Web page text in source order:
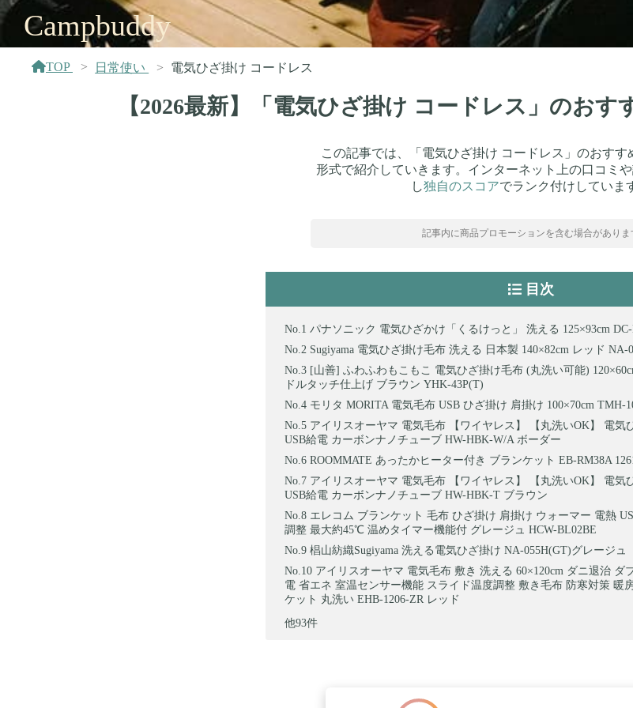
Campbuddy
TOP 日常使い 電気ひざ掛け コードレス
【2026最新】「電気ひざ掛け コードレス」のお
この記事では、「電気ひざ掛け コードレス」のおすす
形式で紹介していきます。インターネット上の口コミ
し独自のスコアでランク付けしていま
記事内に商品プロモーションを含む場合がありま
目次
パナソニック 電気ひざかけ「くるけっと」 洗える 125×93cm
Sugiyama 電気ひざ掛け毛布 洗える 日本製 140×82cm レッド NA-
[山善] ふわふわもこもこ 電気ひざ掛け毛布 (丸洗い可能)
ドルタッチ仕上げ ブラウン YHK-43P(T)
モリタ MORITA 電気毛布 USB ひざ掛け 肩掛け 100×70cm TMH-
アイリスオーヤマ 電気毛布 【ワイヤレス】 【丸洗いOK】 電気
USB給電 カーボンナノチューブ HW-HBK-W/A ボーダー
ROOMMATE あったかヒーター付き ブランケット EB-RM38A
アイリスオーヤマ 電気毛布 【ワイヤレス】 【丸洗いOK】 電気
USB給電 カーボンナノチューブ HW-HBK-T ブラウン
エレコム ブランケット 毛布 ひざ掛け 肩掛け ウォーマー 電熱
調整 最大約45℃ 温めタイマー機能付 グレージュ HCW-BL02BE
椙山紡織Sugiyama 洗える電気ひざ掛け NA-055H(GT)グレージュ
アイリスオーヤマ 電気毛布 敷き 洗える 60×120cm ダニ退治 ダ
電 省エネ 室温センサー機能 スライド温度調整 敷き毛布 防寒対策 暖
ケット 丸洗い EHB-1206-ZR レッド
他93件